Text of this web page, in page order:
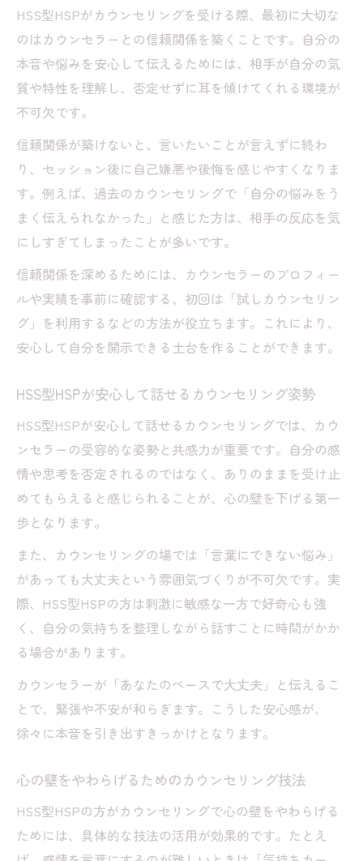
HSS型HSPがカウンセリングを受ける際、最初に大切な
のはカウンセラーとの信頼関係を築くことです。自分の
本音や悩みを安心して伝えるためには、相手が自分の気
質や特性を理解し、否定せずに耳を傾けてくれる環境が
不可欠です。
信頼関係が築けないと、言いたいことが言えずに終わ
り、セッション後に自己嫌悪や後悔を感じやすくなりま
す。例えば、過去のカウンセリングで「自分の悩みをう
まく伝えられなかった」と感じた方は、相手の反応を気
にしすぎてしまったことが多いです。
信頼関係を深めるためには、カウンセラーのプロフィー
ルや実績を事前に確認する、初回は「試しカウンセリン
グ」を利用するなどの方法が役立ちます。これにより、
安心して自分を開示できる土台を作ることができます。
HSS型HSPが安心して話せるカウンセリング姿勢
HSS型HSPが安心して話せるカウンセリングでは、カウ
ンセラーの受容的な姿勢と共感力が重要です。自分の感
情や思考を否定されるのではなく、ありのままを受け止
めてもらえると感じられることが、心の壁を下げる第一
歩となります。
また、カウンセリングの場では「言葉にできない悩み」
があっても大丈夫という雰囲気づくりが不可欠です。実
際、HSS型HSPの方は刺激に敏感な一方で好奇心も強
く、自分の気持ちを整理しながら話すことに時間がかか
る場合があります。
カウンセラーが「あなたのペースで大丈夫」と伝えるこ
とで、緊張や不安が和らぎます。こうした安心感が、
徐々に本音を引き出すきっかけとなります。
心の壁をやわらげるためのカウンセリング技法
HSS型HSPの方がカウンセリングで心の壁をやわらげる
ためには、具体的な技法の活用が効果的です。たとえ